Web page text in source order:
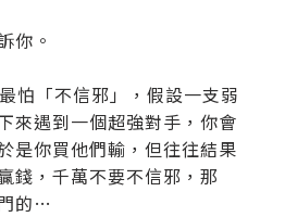
你。
怕「不信邪」，假設一支弱
來遇到一個超強對手，你會
是你買他們輸，但往往結果
錢，千萬不要不信邪，那
的…